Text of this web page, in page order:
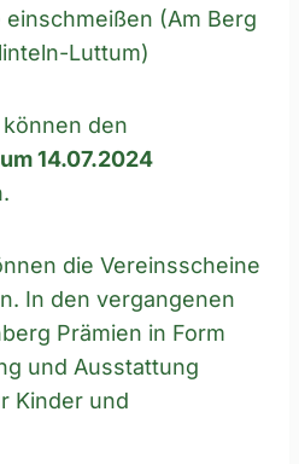
(Am Berg
Luttum)
den
14.07.2024
die Vereinsscheine
In den vergangenen
Prämien in Form
und Ausstattung
Kinder und